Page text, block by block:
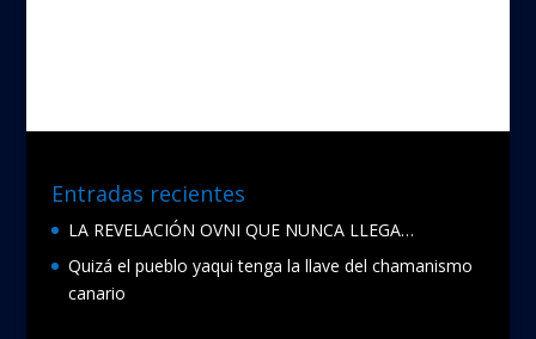
Entradas recientes
LA REVELACIÓN OVNI QUE NUNCA LLEGA…
Quizá el pueblo yaqui tenga la llave del chamanismo
canario